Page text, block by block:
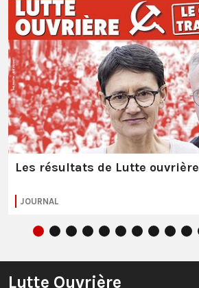
Les résultats de Lutte ouvrière
JOURNAL
Lutte Ouvrière